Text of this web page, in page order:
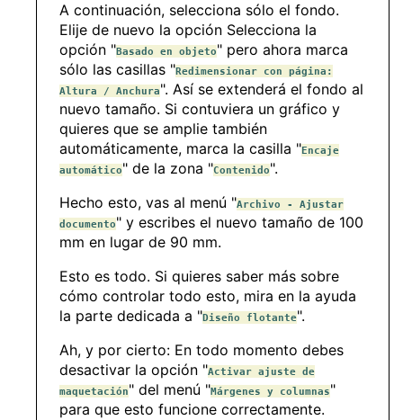
A continuación, selecciona sólo el fondo.
Elije de nuevo la opción Selecciona la
opción "Basado en objeto" pero ahora marca
sólo las casillas "Redimensionar con página:
Altura / Anchura". Así se extenderá el fondo al
nuevo tamaño. Si contuviera un gráfico y
quieres que se amplie también
automáticamente, marca la casilla "Encaje
automático" de la zona "Contenido".
Hecho esto, vas al menú "Archivo - Ajustar
documento" y escribes el nuevo tamaño de 100
mm en lugar de 90 mm.
Esto es todo. Si quieres saber más sobre
cómo controlar todo esto, mira en la ayuda
la parte dedicada a "Diseño flotante".
Ah, y por cierto: En todo momento debes
desactivar la opción "Activar ajuste de
maquetación" del menú "Márgenes y columnas"
para que esto funcione correctamente.